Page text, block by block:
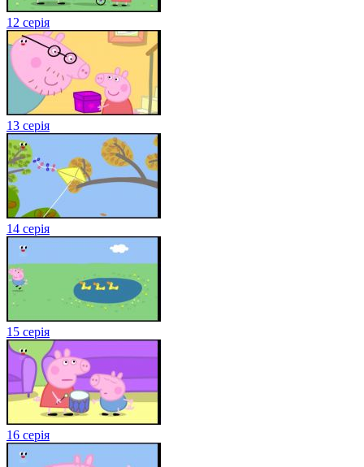
12 серія
13 серія
14 серія
15 серія
16 серія